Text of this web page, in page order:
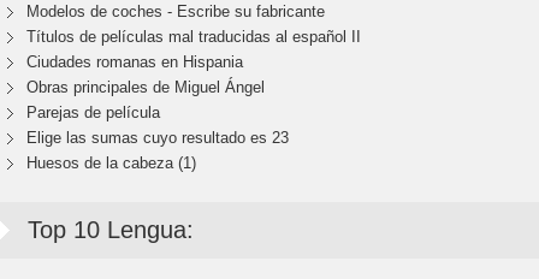
Modelos de coches - Escribe su fabricante
Títulos de películas mal traducidas al español II
Ciudades romanas en Hispania
Obras principales de Miguel Ángel
Parejas de película
Elige las sumas cuyo resultado es 23
Huesos de la cabeza (1)
Top 10 Lengua: